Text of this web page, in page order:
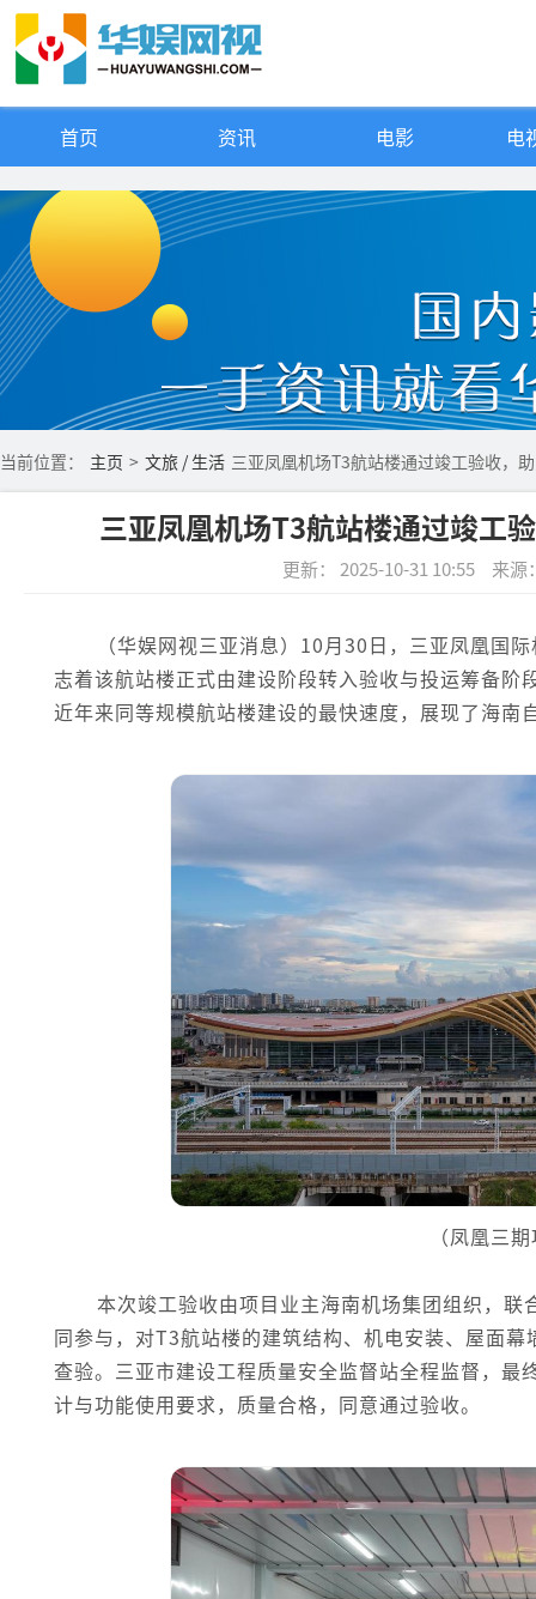
首页 资讯 电影 电
当前位置： 主页 > 文旅 / 生活 三亚凤凰机场T3航站楼通过竣工验收，
三亚凤凰机场T3航站楼通过竣工
更新： 2025-10-31 10:55 来源
（华娱网视三亚消息）10月30日，三亚凤凰国
志着该航站楼正式由建设阶段转入验收与投运筹备
近年来同等规模航站楼建设的最快速度，展现了海
（凤凰三
本次竣工验收由项目业主海南机场集团组织，
同参与，对T3航站楼的建筑结构、机电安装、屋面
查验。三亚市建设工程质量安全监督站全程监督，
计与功能使用要求，质量合格，同意通过验收。